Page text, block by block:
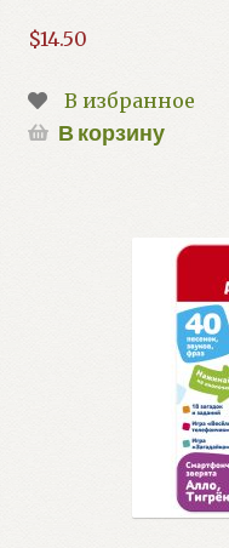
$14.50
В избранное
В корзину